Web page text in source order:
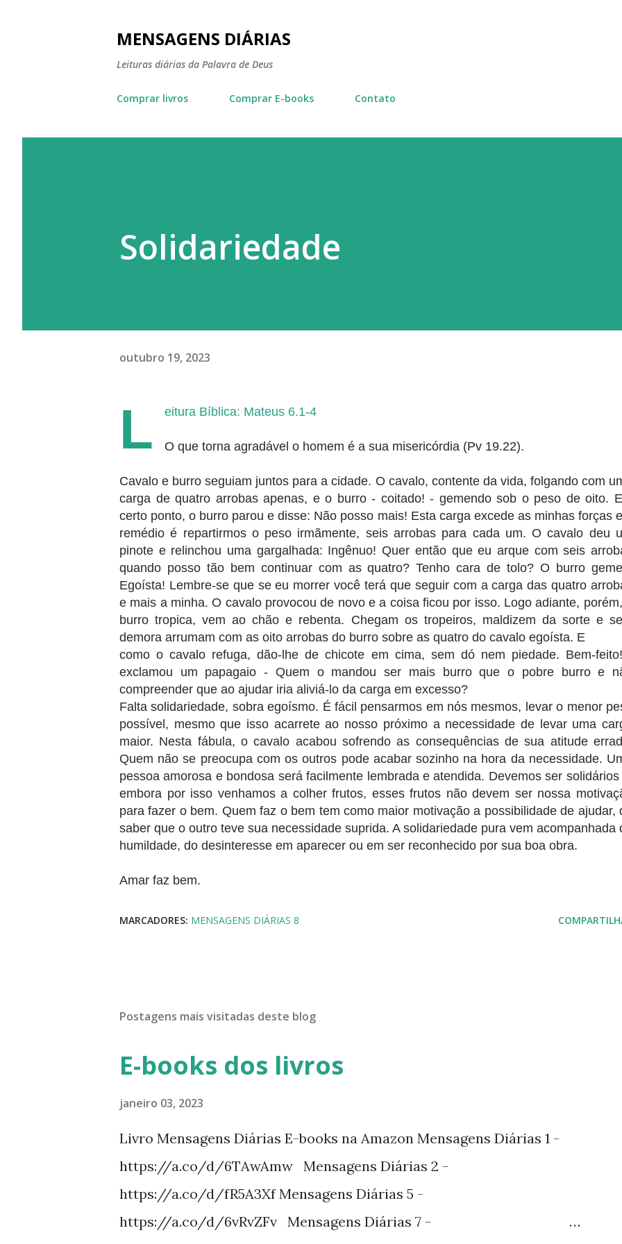
MENSAGENS DIÁRIAS
Leituras diárias da Palavra de Deus
Comprar livros Comprar E-books Contato
Solidariedade
outubro 19, 2023
L eitura Bíblica: Mateus 6.1-4
O que torna agradável o homem é a sua misericórdia (Pv 19.22).
Cavalo e burro seguiam juntos para a cidade. O cavalo, contente da vida, folgando com
carga de quatro arrobas apenas, e o burro - coitado! - gemendo sob o peso de oito.
certo ponto, o burro parou e disse: Não posso mais! Esta carga excede as minhas forças
remédio é repartirmos o peso irmãmente, seis arrobas para cada um. O cavalo deu
pinote e relinchou uma gargalhada: Ingênuo! Quer então que eu arque com seis
quando posso tão bem continuar com as quatro? Tenho cara de tolo? O burro
Egoísta! Lembre-se que se eu morrer você terá que seguir com a carga das quatro
e mais a minha. O cavalo provocou de novo e a coisa ficou por isso. Logo adiante,
burro tropica, vem ao chão e rebenta. Chegam os tropeiros, maldizem da sorte e
demora arrumam com as oito arrobas do burro sobre as quatro do cavalo egoísta. E
como o cavalo refuga, dão-lhe de chicote em cima, sem dó nem piedade. Bem-
exclamou um papagaio - Quem o mandou ser mais burro que o pobre burro e
compreender que ao ajudar iria aliviá-lo da carga em excesso?
Falta solidariedade, sobra egoísmo. É fácil pensarmos em nós mesmos, levar o menor
possível, mesmo que isso acarrete ao nosso próximo a necessidade de levar uma
maior. Nesta fábula, o cavalo acabou sofrendo as consequências de sua atitude
Quem não se preocupa com os outros pode acabar sozinho na hora da necessidade.
pessoa amorosa e bondosa será facilmente lembrada e atendida. Devemos ser solidários
embora por isso venhamos a colher frutos, esses frutos não devem ser nossa
para fazer o bem. Quem faz o bem tem como maior motivação a possibilidade de ajudar,
saber que o outro teve sua necessidade suprida. A solidariedade pura vem acompanhada
humildade, do desinteresse em aparecer ou em ser reconhecido por sua boa obra.
Amar faz bem.
MARCADORES: MENSAGENS DIÁRIAS 8
Postagens mais visitadas deste blog
E-books dos livros
janeiro 03, 2023
Livro Mensagens Diárias E-books na Amazon Mensagens Diárias 1 -
https://a.co/d/6TAwAmw Mensagens Diárias 2 -
https://a.co/d/fR5A3Xf Mensagens Diárias 5 -
https://a.co/d/6vRvZFv Mensagens Diárias 7 -